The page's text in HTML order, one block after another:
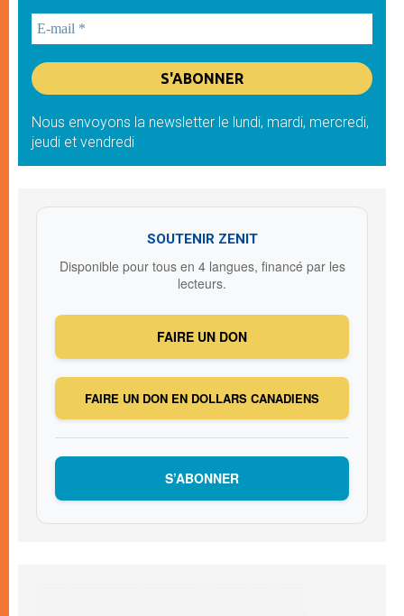
Nous envoyons la newsletter le lundi, mardi, mercredi,
jeudi et vendredi
SOUTENIR ZENIT
Disponible pour tous en 4 langues, financé par les
lecteurs.
FAIRE UN DON
FAIRE UN DON EN DOLLARS CANADIENS
S’ABONNER